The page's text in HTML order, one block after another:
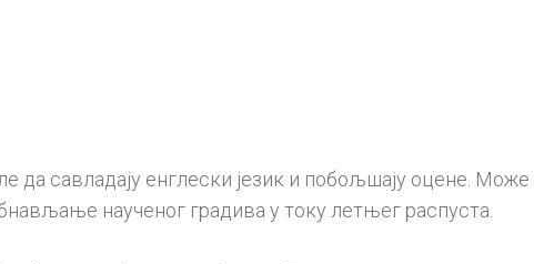
да савладају енглески језик и побољшају оцене.
наученог градива у току летњег распуста.